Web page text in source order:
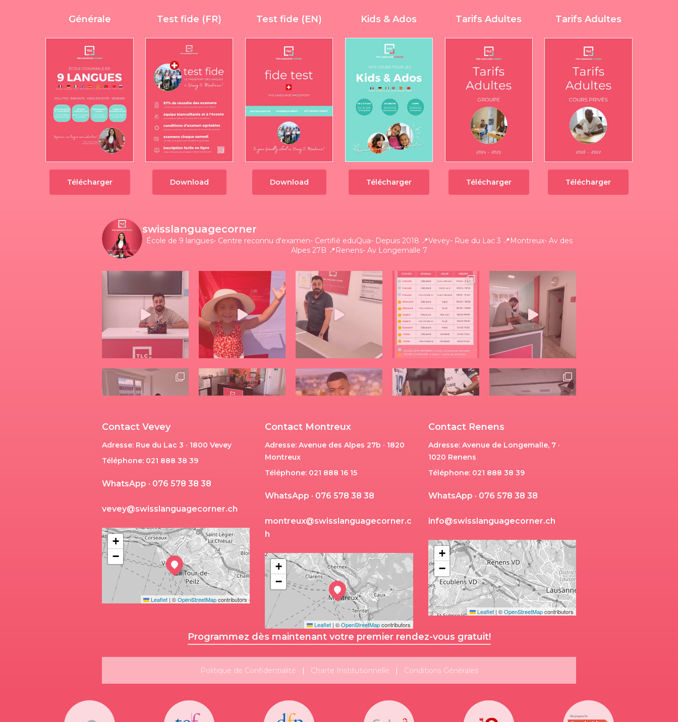
Générale
Télécharger
Test fide (FR)
Download
Test fide (EN)
Download
Kids & Ados
Télécharger
Tarifs Adultes
Télécharger
Tarifs Adultes
Télécharger
swisslanguagecorner
École de 9 langues- Centre reconnu d'examen- Certifié eduQua- Depuis 2018 📍Vevey- Rue du Lac 3 📍Montreux- Av des
Alpes 27B 📍Renens- Av Longemalle 7
Plus de publications
Contact Vevey
Adresse: Rue du Lac 3 · 1800 Vevey
Téléphone: 021 888 38 39
WhatsApp · 076 578 38 38
vevey@swiss anguagecorner.c h
+
−
Leaflet | ©OpenStreetMapcontributors
Contact Montreux
Adresse: Avenue des Alpes 27b · 1820
Montreux
Téléphone: 021 888 16 15
WhatsApp · 076 578 38 38
montreux@swiss anguagecorner.c
h
+
−
Leaflet | ©OpenStreetMapcontributors
Contact Renens
Adresse: Avenue de Longemalle, 7 ·
1020 Renens
Téléphone: 021 888 38 39
WhatsApp · 076 578 38 38
info@swiss anguagecorner.c h
+
−
Leaflet | ©OpenStreetMapcontributors
Programmez dès maintenant votre premier rendez-vous gratuit!
Politique de Confidentialité | Charte Institutionnelle | Conditions Générales